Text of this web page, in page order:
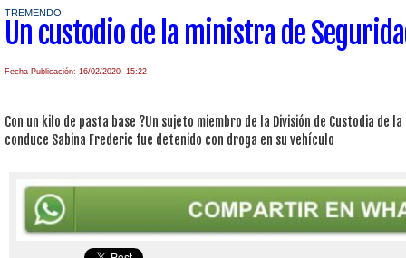
TREMENDO
Un custodio de la ministra de
Fecha Publicación: 16/02/2020 15:22
Con un kilo de pasta base ?Un sujeto miembro de la División de Custodia de
conduce Sabina Frederic fue detenido con droga en su vehículo